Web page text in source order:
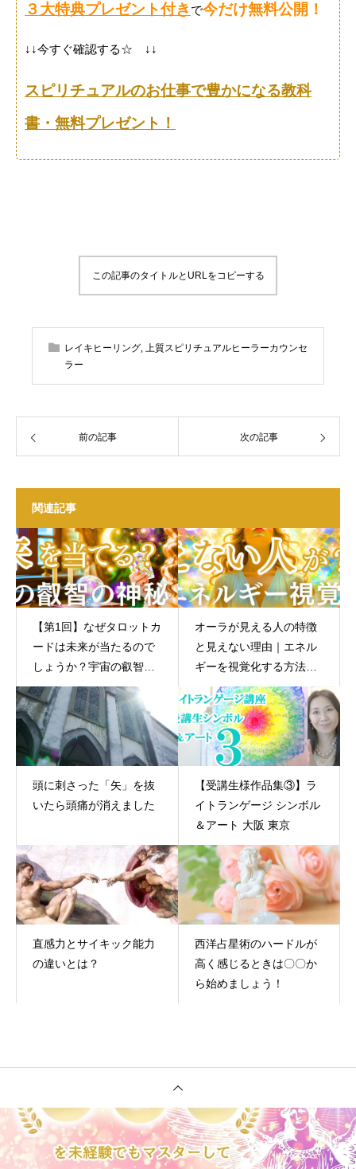
３大特典プレゼント付き で今だけ無料公開！
↓↓今すぐ確認する☆ ↓↓
スピリチュアルのお仕事で豊かになる教科
書・無料プレゼント！
この記事のタイトルとURLをコピーする
レイキヒーリング, 上質スピリチュアルヒーラーカウンセ
ラー
前の記事 次の記事
関連記事
【第1回】なぜタロットカ
ードは未来が当たるので
しょうか？宇宙の叡智が
示す神秘
オーラが見える人の特徴
と見えない理由｜エネル
ギーを視覚化する方法を
徹底解説
頭に刺さった「矢」を抜
いたら頭痛が消えました
【受講生様作品集③】ラ
イトランゲージ シンボル
＆アート 大阪 東京
直感力とサイキック能力
の違いとは？
西洋占星術のハードルが
高く感じるときは〇〇か
ら始めましょう！